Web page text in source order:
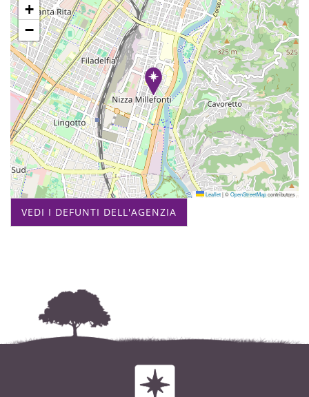
+
−
Leaflet|©OpenStreetMapcontributors
VEDI I DEFUNTI DELL'AGENZIA